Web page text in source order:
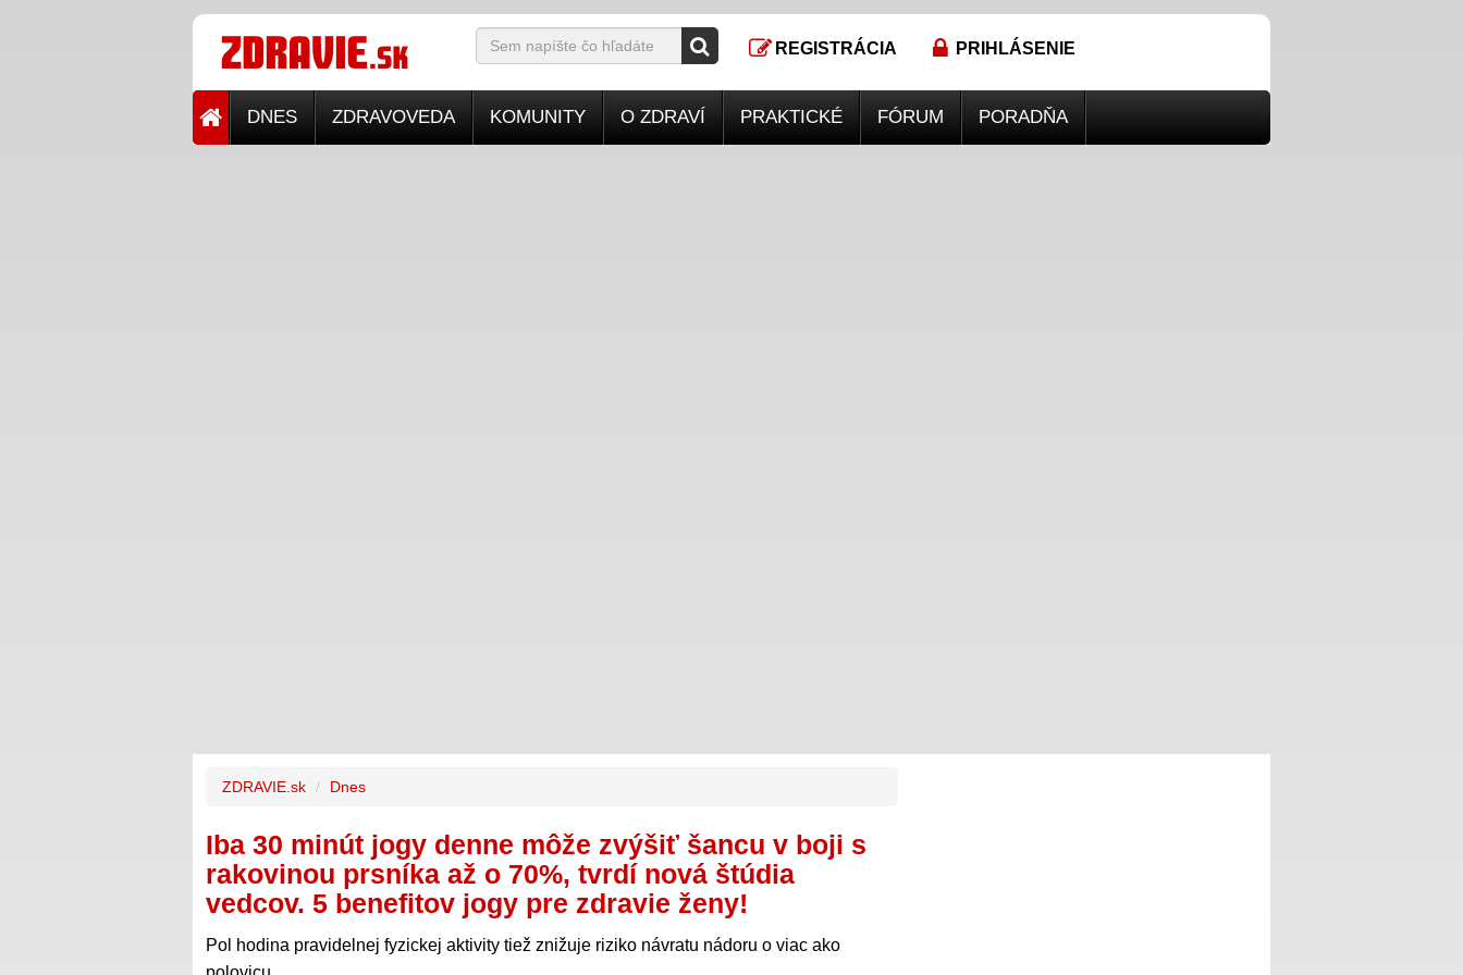
REGISTRÁCIA PRIHLÁSENIE
DNES ZDRAVOVEDA KOMUNITY O ZDRAVÍ PRAKTICKÉ FÓRUM PORADŇA
ZDRAVIE.sk Dnes
Iba 30 minút jogy denne môže zvýšiť šancu v boji s
rakovinou prsníka až o 70%, tvrdí nová štúdia
vedcov. 5 benefitov jogy pre zdravie ženy!
Pol hodina pravidelnej fyzickej aktivity tiež znižuje riziko návratu nádoru o viac ako